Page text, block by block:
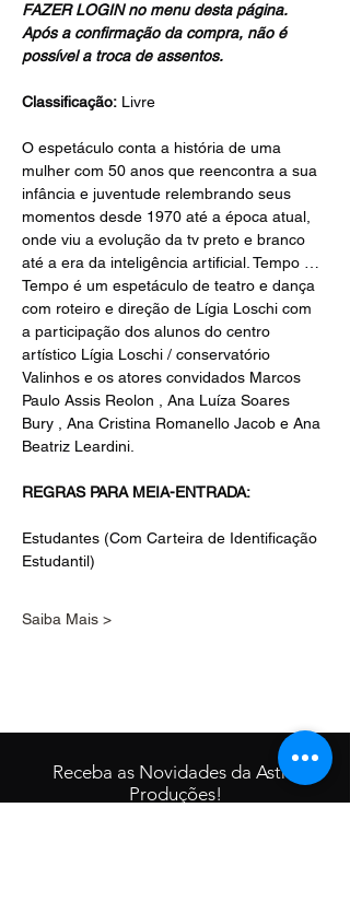
FAZER LOGIN no menu desta página.
Após a confirmação da compra, não é
possível a troca de assentos.
Classificação: Livre
O espetáculo conta a história de uma
mulher com 50 anos que reencontra a sua
infância e juventude relembrando seus
momentos desde 1970 até a época atual,
onde viu a evolução da tv preto e branco
até a era da inteligência artificial. Tempo …
Tempo é um espetáculo de teatro e dança
com roteiro e direção de Lígia Loschi com
a participação dos alunos do centro
artístico Lígia Loschi / conservatório
Valinhos e os atores convidados Marcos
Paulo Assis Reolon , Ana Luíza Soares
Bury , Ana Cristina Romanello Jacob e Ana
Beatriz Leardini.
REGRAS PARA MEIA-ENTRADA:
Estudantes (Com Carteira de Identificação
Estudantil)
Saiba Mais >
Receba as Novidades da Astro
Produções!